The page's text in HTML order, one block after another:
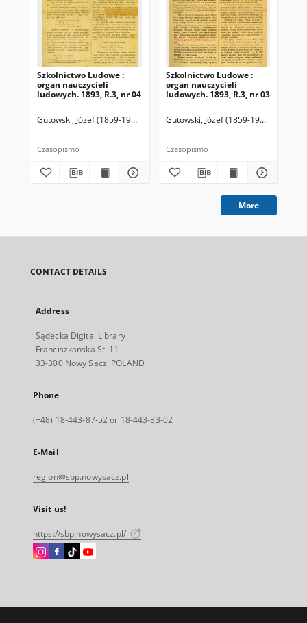
Szkolnictwo Ludowe :
organ nauczycieli
ludowych. 1893, R.3, nr 04
Gutowski, Józef (1859-1916). Redaktor
Czasopismo
Szkolnictwo Ludowe :
organ nauczycieli
ludowych. 1893, R.3, nr 03
Gutowski, Józef (1859-1916).
Czasopismo
More
CONTACT DETAILS
Address
Sądecka Digital Library
Franciszkanska St. 11
33-300 Nowy Sacz, POLAND
Phone
(+48) 18-443-87-52 or 18-443-83-02
E-Mail
region@sbp.nowysacz.pl
Visit us!
https://sbp.nowysacz.pl/
Instagram
open
Facebook
open
Instagram
open
Instagram
open